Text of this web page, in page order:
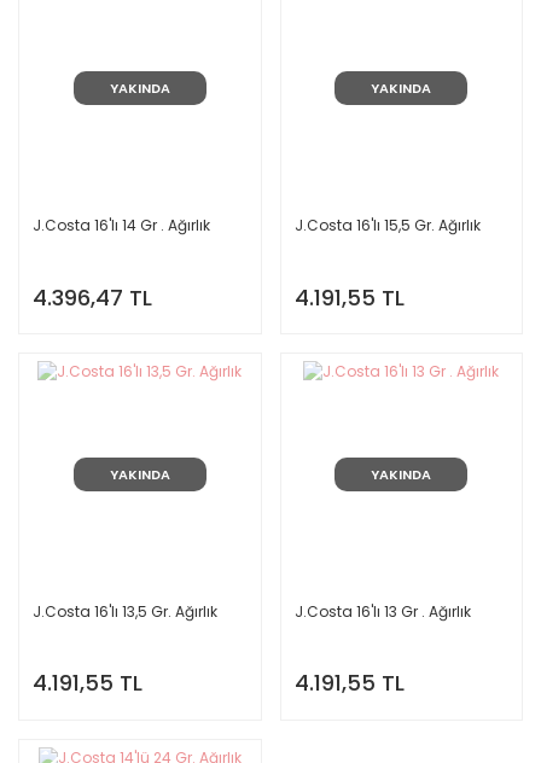
YAKINDA
J.Costa 16'lı 14 Gr . Ağırlık
4.396,47 TL
YAKINDA
J.Costa 16'lı 15,5 Gr. Ağırlık
4.191,55 TL
YAKINDA
J.Costa 16'lı 13,5 Gr. Ağırlık
4.191,55 TL
YAKINDA
J.Costa 16'lı 13 Gr . Ağırlık
4.191,55 TL